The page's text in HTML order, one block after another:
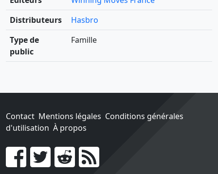
Distributeurs
Hasbro
Type de
public
Famille
Contact Mentions légales Conditions générales
d'utilisation À propos